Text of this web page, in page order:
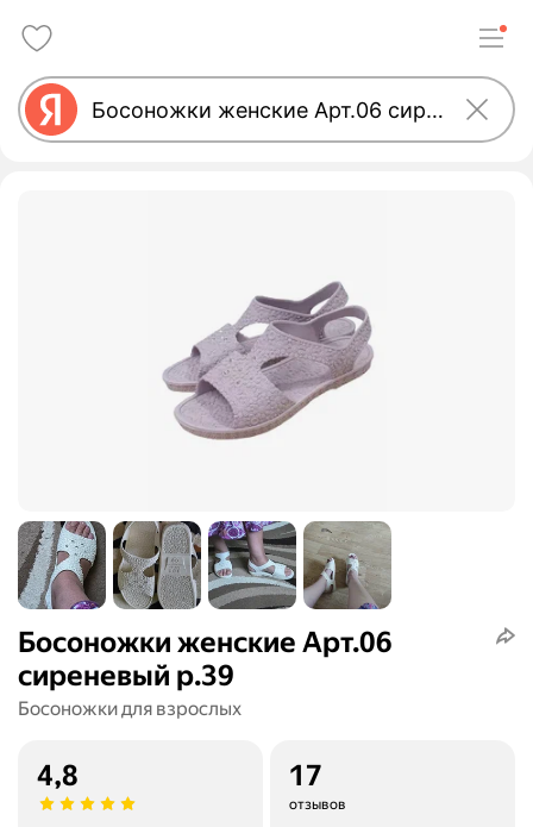
Босоножки женские Арт.06
сиреневый р.39
Босоножки для взрослых
4,8 17
отзывов